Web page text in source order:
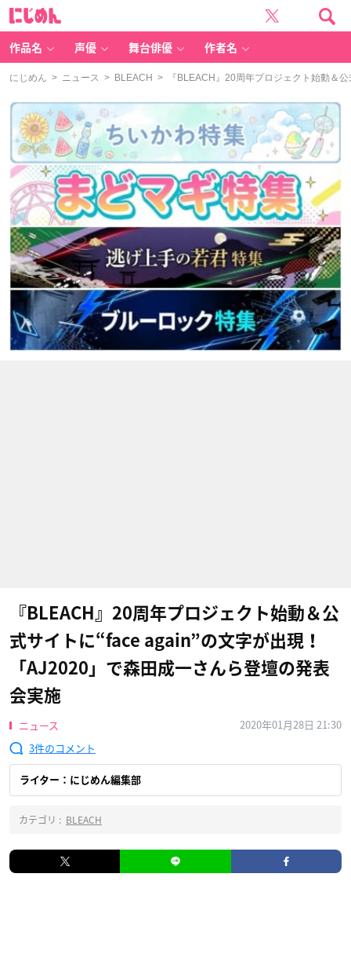
作品名 声優 舞台俳優 作者名
にじめん > ニュース > BLEACH > 『BLEACH』20周年プロジェクト始動＆
『BLEACH』20周年プロジェクト始動＆公
式サイトに“face again”の文字が出現！
「AJ2020」で森田成一さんら登壇の発表
会実施
ニュース
2020年01月28日 21:30
3
ライター：にじめん編集部
カテゴリ : BLEACH